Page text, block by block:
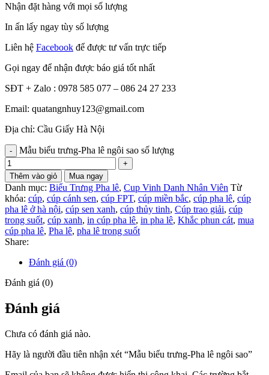
Nhận đặt hàng với mọi số lượng
In ấn lấy ngay tùy số lượng
Liên hệ Facebook để được tư vấn trực tiếp
Gọi ngay để nhận được báo giá tốt nhất
SĐT + Zalo : 0978 585 077 – 086 24 27 233
Email: quatangnhuy123@gmail.com
Địa chỉ: Cầu Giấy Hà Nội
Mẫu biểu trưng-Pha lê ngôi sao số lượng
Thêm vào giỏ Mua ngay
Danh mục: Biểu Trưng Pha lê, Cup Vinh Danh Nhân Viên Từ
khóa: cúp, cúp cánh sen, cúp FPT, cúp miền bắc, cúp pha lê, cúp
pha lê ở hà nội, cúp sen xanh, cúp thủy tinh, Cúp trao giải, cúp
trong suốt, cúp xanh, in cúp pha lê, in pha lê, Khắc phun cát, mua
cúp pha lê, Pha lê, pha lê trong suốt
Share:
Đánh giá (0)
Đánh giá (0)
Đánh giá
Chưa có đánh giá nào.
Hãy là người đầu tiên nhận xét “Mẫu biểu trưng-Pha lê ngôi sao”